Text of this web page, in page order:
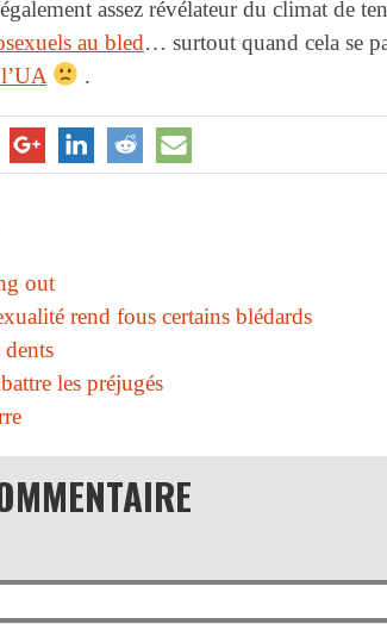
assez révélateur du climat de
au bled… surtout quand cela se
.
out
rend fous certains blédards
dents
les préjugés